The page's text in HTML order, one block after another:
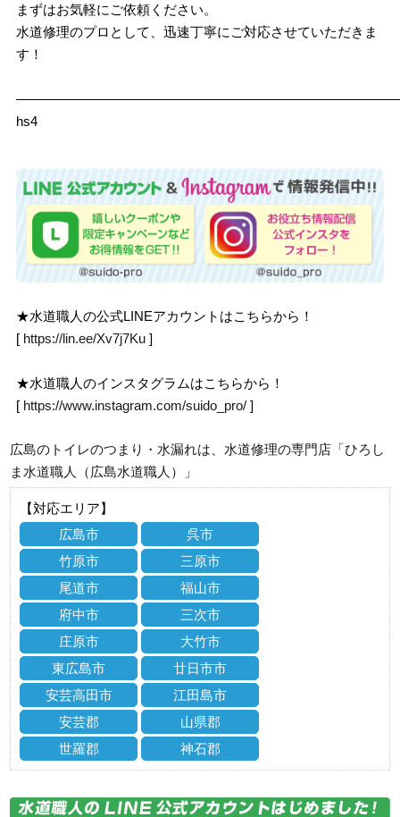
まずはお気軽にご依頼ください。
水道修理のプロとして、迅速丁寧にご対応させていただきま
す！
hs4
★水道職人の公式LINEアカウントはこちらから！
[ https://lin.ee/Xv7j7Ku ]
★水道職人のインスタグラムはこちらから！
[ https://www.instagram.com/suido_pro/ ]
広島のトイレのつまり・水漏れは、水道修理の専門店「ひろし
ま水道職人（広島水道職人）」
【対応エリア】
広島市
呉市
竹原市
三原市
尾道市
福山市
府中市
三次市
庄原市
大竹市
東広島市
廿日市市
安芸高田市
江田島市
安芸郡
山県郡
世羅郡
神石郡